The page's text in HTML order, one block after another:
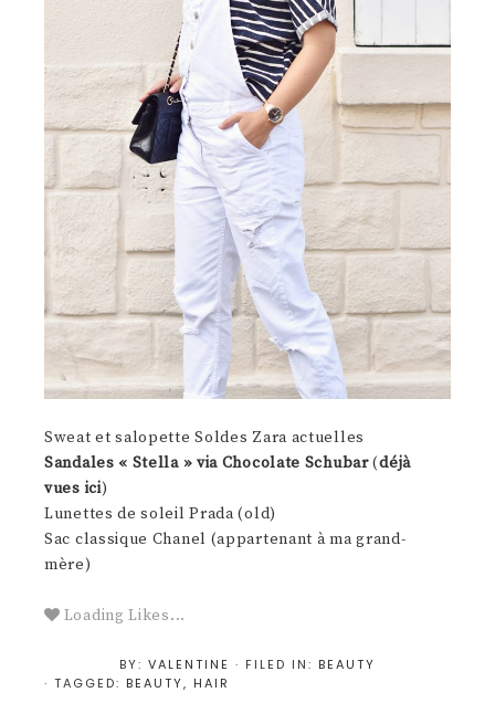
Sweat et salopette Soldes Zara actuelles
Sandales « Stella » via Chocolate Schubar (déjà
vues ici)
Lunettes de soleil Prada (old)
Sac classique Chanel (appartenant à ma grand-
mère)
Loading Likes...
BY: VALENTINE · FILED IN: BEAUTY
· TAGGED: BEAUTY, HAIR